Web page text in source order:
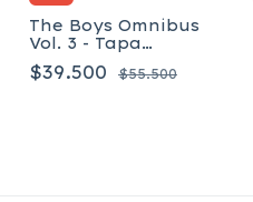
The Boys Omnibus
Vol. 3 - Tapa
blanda
$39.500 $55.500